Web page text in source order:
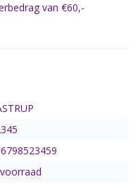
van €60,-